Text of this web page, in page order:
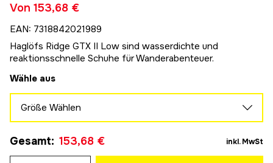
Von 153,68 €
EAN: 7318842021989
Haglöfs Ridge GTX II Low sind wasserdichte und
reaktionsschnelle Schuhe für Wanderabenteuer.
Wähle aus
Größe Wählen
153,68 €
40 2/3
Gesamt: 153,68 € inkl. MwSt